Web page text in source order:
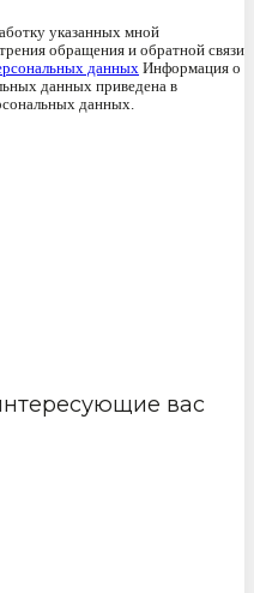
указанных мной
обращения и обратной связи
данных Информация о
данных приведена в
данных.
вас